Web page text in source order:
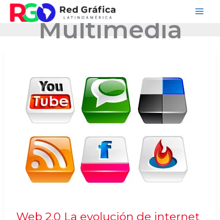
Multimedia
Web 2.0 La evolución de internet